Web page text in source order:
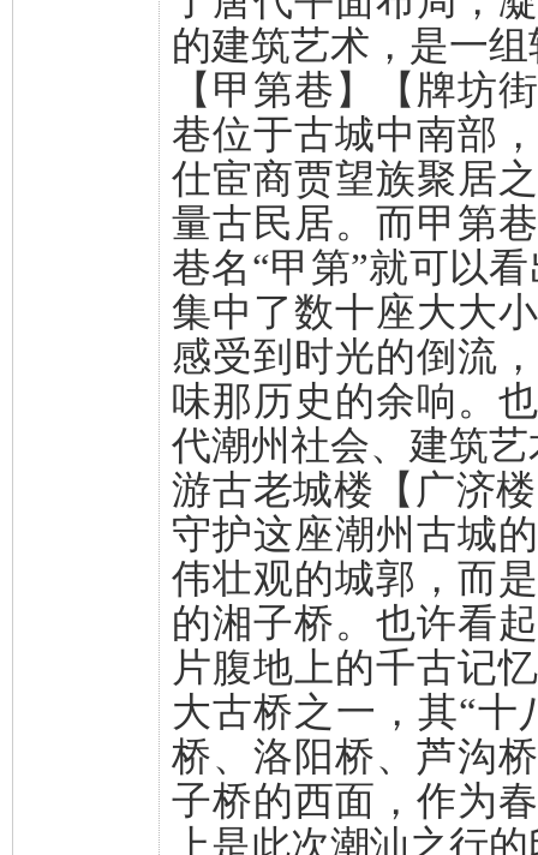
的建筑艺术，是一
【甲第巷】【牌坊
巷位于古城中南部
仕宦商贾望族聚居
量古民居。而甲第
巷名“甲第”就可以
集中了数十座大大
感受到时光的倒流
味那历史的余响。
代潮州社会、建筑
游古老城楼【广济
守护这座潮州古城
伟壮观的城郭，而
的湘子桥。也许看
片腹地上的千古记
大古桥之一，其“十
桥、洛阳桥、芦沟
子桥的西面，作为
上是此次潮汕之行